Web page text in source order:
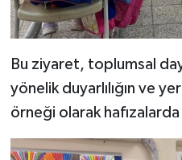
Bu ziyaret, toplumsal
yönelik duyarlılığın ve
örneği olarak